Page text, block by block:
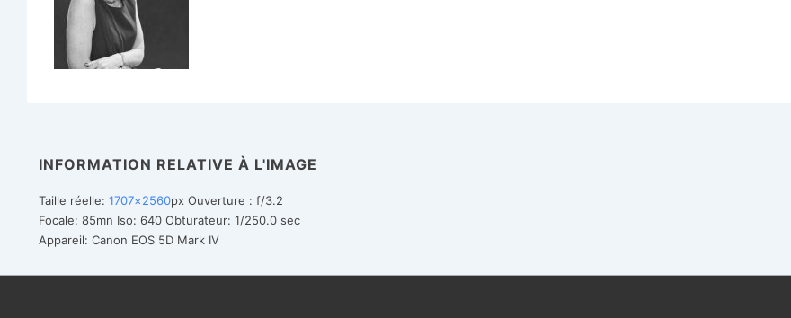
INFORMATION RELATIVE À L'IMAGE
Taille réelle: 1707×2560px Ouverture : f/3.2
Focale: 85mn Iso: 640 Obturateur: 1/250.0 sec
Appareil: Canon EOS 5D Mark IV